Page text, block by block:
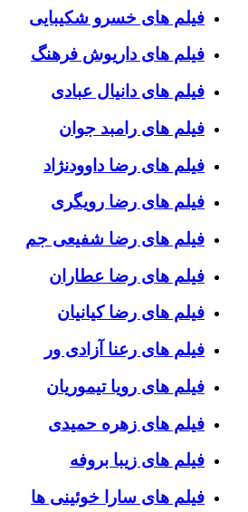
فیلم های خسرو شکیبایی
فیلم های داریوش فرهنگ
فیلم های دانیال عبادی
فیلم های رامبد جوان
فیلم های رضا داوودنژاد
فیلم های رضا رویگری
فیلم های رضا شفیعی جم
فیلم های رضا عطاران
فیلم های رضا کیانیان
فیلم های رعنا آزادی ور
فیلم های رویا تیموریان
فیلم های زهره حمیدی
فیلم های زیبا بروفه
فیلم های سارا خوئینی ها